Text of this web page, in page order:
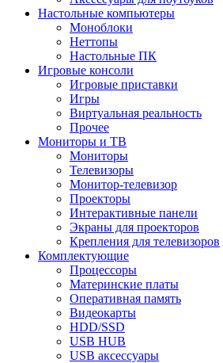
Настольные компьютеры
Моноблоки
Неттопы
Настольные ПК
Игровые консоли
Игровые приставки
Игры
Виртуальная реальность
Прочее
Мониторы и ТВ
Мониторы
Телевизоры
Монитор-телевизор
Проекторы
Интерактивные панели
Экраны для проекторов
Крепления для телевизоров
Комплектующие
Процессоры
Материнские платы
Оперативная память
Видеокарты
HDD/SSD
USB HUB
USB аксессуары